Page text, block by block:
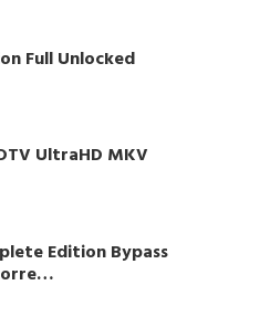
Full Unlocked
UltraHD MKV
Edition Bypass